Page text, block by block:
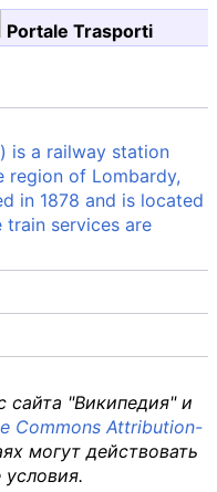
Portale Trasporti
is a railway station
region of Lombardy,
in 1878 and is located
train services are
сайта "Википедия" и
Commons Attribution-
могут действовать